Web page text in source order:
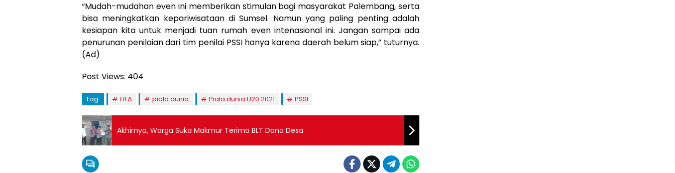
“Mudah-mudahan even ini memberikan stimulan bagi masyarakat Palembang, serta
bisa meningkatkan kepariwisataan di Sumsel. Namun yang paling penting adalah
kesiapan kita untuk menjadi tuan rumah even intenasional ini. Jangan sampai ada
penurunan penilaian dari tim penilai PSSI hanya karena daerah belum siap,” tuturnya.
(Ad)
Post Views: 404
Tag: FIFA piala dunia Piala dunia U20 2021 PSSI
Akhirnya, Warga Suka Makmur Terima BLT Dana Desa